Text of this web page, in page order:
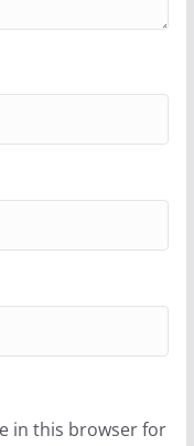
in this browser for